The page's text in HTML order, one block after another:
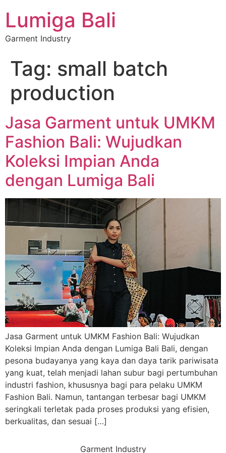
Lumiga Bali
Garment Industry
Tag: small batch
production
Jasa Garment untuk UMKM
Fashion Bali: Wujudkan
Koleksi Impian Anda
dengan Lumiga Bali
Jasa Garment untuk UMKM Fashion Bali: Wujudkan
Koleksi Impian Anda dengan Lumiga Bali Bali, dengan
pesona budayanya yang kaya dan daya tarik pariwisata
yang kuat, telah menjadi lahan subur bagi pertumbuhan
industri fashion, khususnya bagi para pelaku UMKM
Fashion Bali. Namun, tantangan terbesar bagi UMKM
seringkali terletak pada proses produksi yang efisien,
berkualitas, dan sesuai […]
Garment Industry